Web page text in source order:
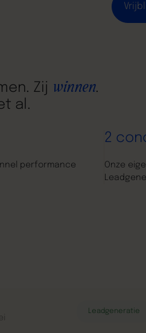
Zij winnen.
al.
performance
2
Onze
Leadgeneratie